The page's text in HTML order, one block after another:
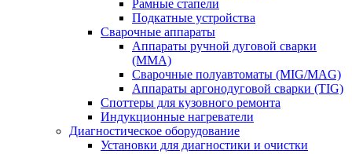
Рамные стапели
Подкатные устройства
Сварочные аппараты
Аппараты ручной дуговой сварки
(MMA)
Сварочные полуавтоматы (MIG/MAG)
Аппараты аргонодуговой сварки (TIG)
Споттеры для кузовного ремонта
Индукционные нагреватели
Диагностическое оборудование
Установки для диагностики и очистки